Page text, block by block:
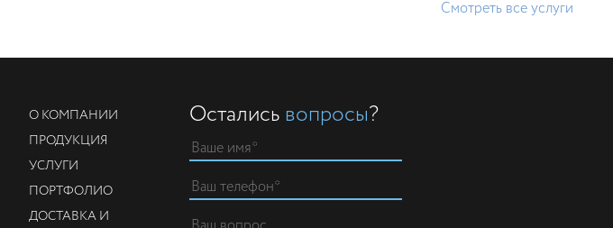
Смотреть все услуги
О КОМПАНИИ
ПРОДУКЦИЯ
УСЛУГИ
ПОРТФОЛИО
ДОСТАВКА И
Остались вопросы?